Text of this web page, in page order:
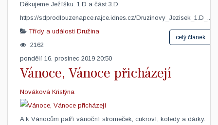
Děkujeme Ježíšku. 1.D a část 3.D
https://sdprodlouzenapce.rajce.idnes.cz/Druzinovy_Jezisek_1.D_...
celý článek
Třídy a události Družina
2162
pondělí 16. prosinec 2019 20:50
Vánoce, Vánoce přicházejí
Nováková Kristýna
​A k Vánocům patří vánoční stromeček, cukroví, koledy a dárky.